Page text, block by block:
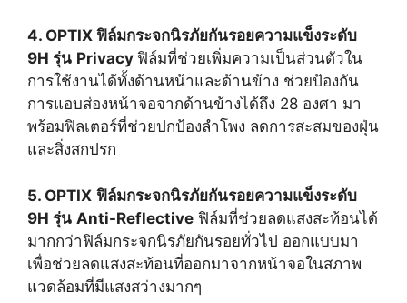
4. OPTIX ฟิล์มกระจกนิรภัยกันรอยความแข็งระดับ
9H รุ่น Privacy ฟิล์มที่ช่วยเพิ่มความเป็นส่วนตัวใน
การใช้งานได้ทั้งด้านหน้าและด้านข้าง ช่วยป้องกัน
การแอบส่องหน้าจอจากด้านข้างได้ถึง 28 องศา มา
พร้อมฟิลเตอร์ที่ช่วยปกป้องลำโพง ลดการสะสมของฝุ่น
และสิ่งสกปรก
5. OPTIX ฟิล์มกระจกนิรภัยกันรอยความแข็งระดับ
9H รุ่น Anti-Reflective ฟิล์มที่ช่วยลดแสงสะท้อนได้
มากกว่าฟิล์มกระจกนิรภัยกันรอยทั่วไป ออกแบบมา
เพื่อช่วยลดแสงสะท้อนที่ออกมาจากหน้าจอในสภาพ
แวดล้อมที่มีแสงสว่างมากๆ